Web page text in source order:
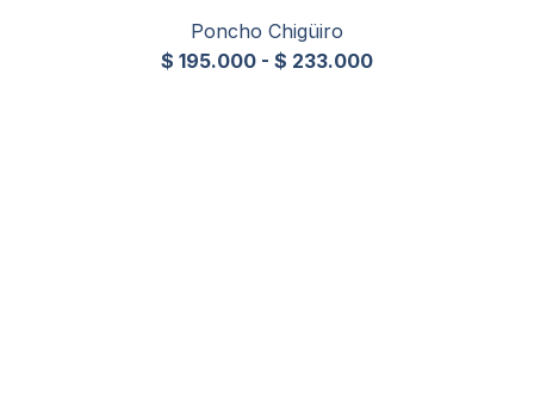
Poncho Chigüiro
$ 195.000 - $ 233.000